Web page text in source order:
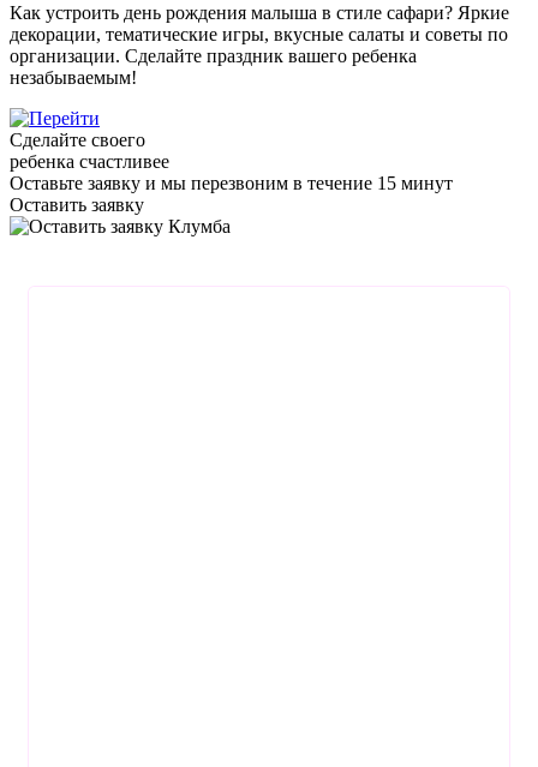
Как устроить день рождения малыша в стиле сафари? Яркие
декорации, тематические игры, вкусные салаты и советы по
организации. Сделайте праздник вашего ребенка
незабываемым!
Сделайте своего
ребенка счастливее
Оставьте заявку и мы перезвоним в течение 15 минут
Оставить заявку